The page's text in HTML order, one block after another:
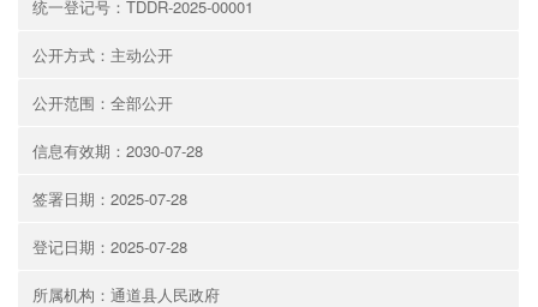
统一登记号：TDDR-2025-00001
公开方式：主动公开
公开范围：全部公开
信息有效期：2030-07-28
签署日期：2025-07-28
登记日期：2025-07-28
所属机构：通道县人民政府